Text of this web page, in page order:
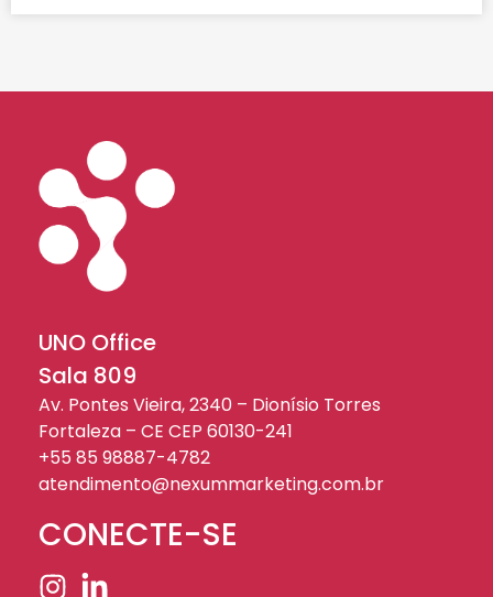
UNO Office
Sala 809
Av. Pontes Vieira, 2340 – Dionísio Torres
Fortaleza – CE CEP 60130-241
+55 85 98887-4782
atendimento@nexummarketing.com.br
CONECTE-SE